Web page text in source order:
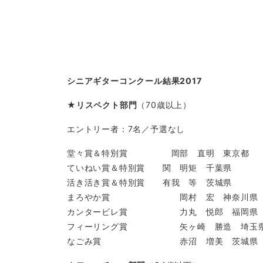
シニアギターコンクール結果2017
★ リスペクト部門 （70歳以上）
エントリー者：7名／予選なし
堂々賞＆特別賞 岡部 直明 東京都
ていねい賞＆特別賞 関 明矩 千葉県
活き活き賞＆特別賞 有我 等 茨城県
まろやか賞 岡村 宏 神奈川県
カンタービレ賞 力丸 悦郎 福岡県
フィーリング賞 矢ヶ崎 勝造 埼玉
なごみ賞 赤沼 増美 茨城県